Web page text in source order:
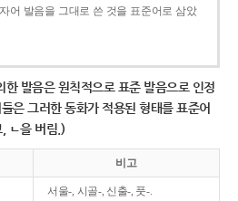
어 발음을 그대로 쓴 것을 표준어로 삼았
한 발음은 원칙적으로 표준 발음으로 인정
은 그러한 동화가 적용된 형태를 표준어
ㄴ을 버림.)
비고
서울-, 시골-, 신출-, 풋-.